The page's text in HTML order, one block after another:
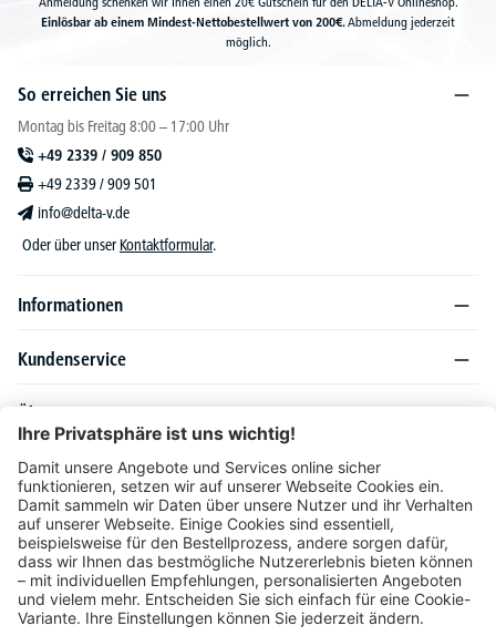
Einlösbar ab einem Mindest-Nettobestellwert von 200€.Abmeldung jederzeit
möglich.
So erreichen Sie uns
Montag bis Freitag 8:00 – 17:00 Uhr
+49 2339 / 909 850
+49 2339 / 909 501
info@delta-v.de
Oder über unser Kontaktformular.
Informationen
Kundenservice
Über DELTA-V
Produktsortiment
Ratgeber
Folgen Sie uns auch auf